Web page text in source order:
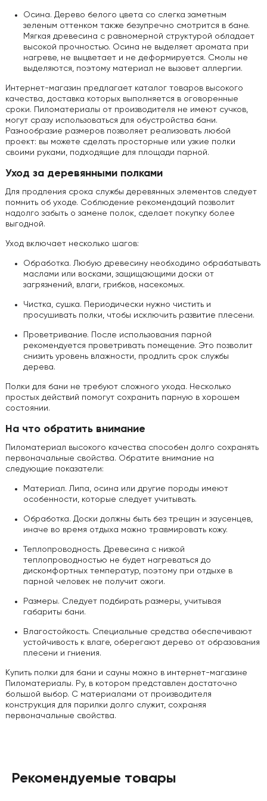
Осина. Дерево белого цвета со слегка заметным
зеленым оттенком также безупречно смотрится в бане.
Мягкая древесина с равномерной структурой обладает
высокой прочностью. Осина не выделяет аромата при
нагреве, не выцветает и не деформируется. Смолы не
выделяются, поэтому материал не вызовет аллергии.
Интернет-магазин предлагает каталог товаров высокого
качества, доставка которых выполняется в оговоренные
сроки. Пиломатериалы от производителя не имеют сучков,
могут сразу использоваться для обустройства бани.
Разнообразие размеров позволяет реализовать любой
проект: вы можете сделать просторные или узкие полки
своими руками, подходящие для площади парной.
Уход за деревянными полками
Для продления срока службы деревянных элементов следует
помнить об уходе. Соблюдение рекомендаций позволит
надолго забыть о замене полок, сделает покупку более
выгодной.
Уход включает несколько шагов:
Обработка. Любую древесину необходимо обрабатывать
маслами или восками, защищающими доски от
загрязнений, влаги, грибков, насекомых.
Чистка, сушка. Периодически нужно чистить и
просушивать полки, чтобы исключить развитие плесени.
Проветривание. После использования парной
рекомендуется проветривать помещение. Это позволит
снизить уровень влажности, продлить срок службы
дерева.
Полки для бани не требуют сложного ухода. Несколько
простых действий помогут сохранить парную в хорошем
состоянии.
На что обратить внимание
Пиломатериал высокого качества способен долго сохранять
первоначальные свойства. Обратите внимание на
следующие показатели:
Материал. Липа, осина или другие породы имеют
особенности, которые следует учитывать.
Обработка. Доски должны быть без трещин и заусенцев,
иначе во время отдыха можно травмировать кожу.
Теплопроводность. Древесина с низкой
теплопроводностью не будет нагреваться до
дискомфортных температур, поэтому при отдыхе в
парной человек не получит ожоги.
Размеры. Следует подбирать размеры, учитывая
габариты бани.
Влагостойкость. Специальные средства обеспечивают
устойчивость к влаге, оберегают дерево от образования
плесени и гниения.
Купить полки для бани и сауны можно в интернет-магазине
Пиломатериалы. Ру, в котором представлен достаточно
большой выбор. С материалами от производителя
конструкция для парилки долго служит, сохраняя
первоначальные свойства.
Рекомендуемые товары